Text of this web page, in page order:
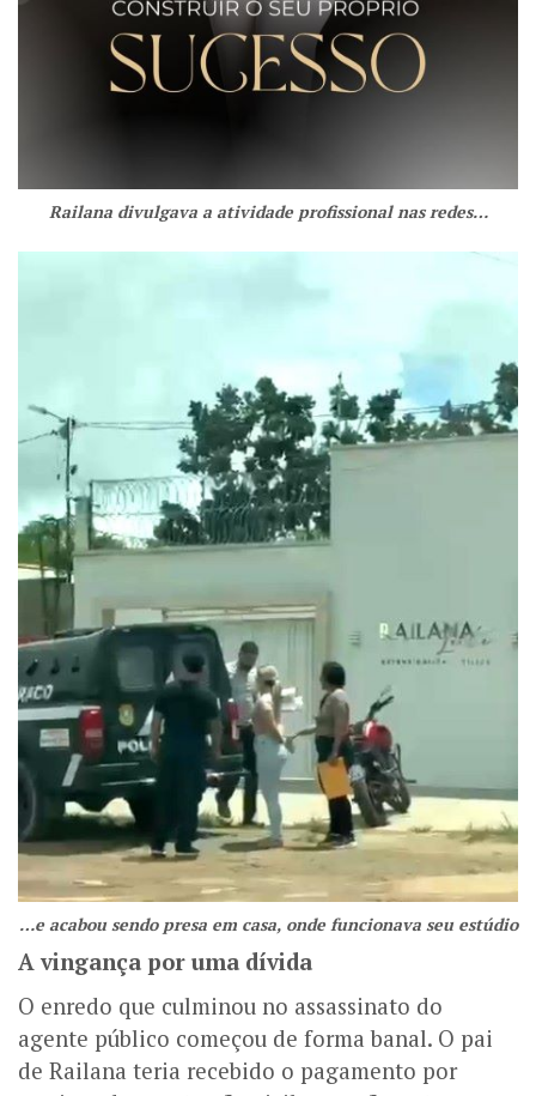
Railana divulgava a atividade profissional nas redes…
…e acabou sendo presa em casa, onde funcionava seu estúdio
A vingança por uma dívida
O enredo que culminou no assassinato do
agente público começou de forma banal. O pai
de Railana teria recebido o pagamento por